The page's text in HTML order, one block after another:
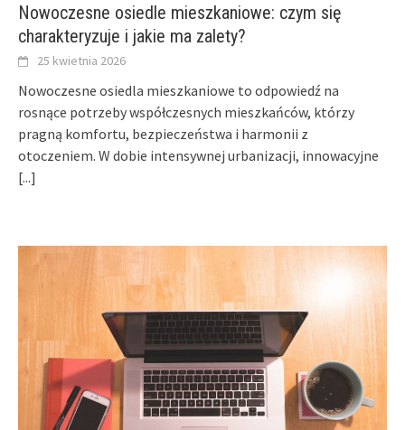
Nowoczesne osiedle mieszkaniowe: czym się
charakteryzuje i jakie ma zalety?
25 kwietnia 2026
Nowoczesne osiedla mieszkaniowe to odpowiedź na
rosnące potrzeby współczesnych mieszkańców, którzy
pragną komfortu, bezpieczeństwa i harmonii z
otoczeniem. W dobie intensywnej urbanizacji, innowacyjne
[...]